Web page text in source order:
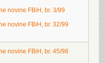
novine FBiH, br. 3/99
novine FBiH, br. 32/99
novine FBiH, br. 45/98